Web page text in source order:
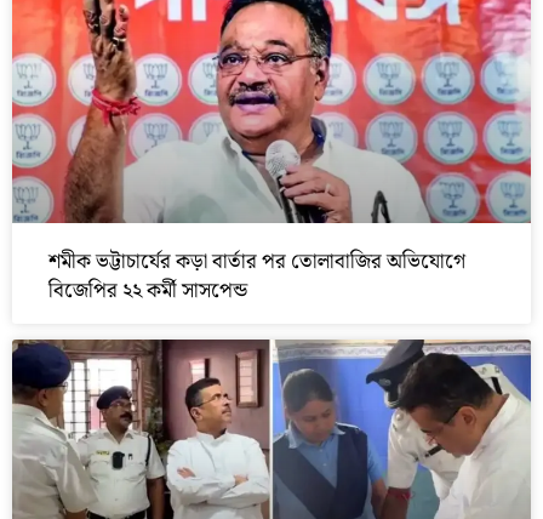
শমীক ভট্টাচার্যের কড়া বার্তার পর তোলাবাজির অভিযোগে
বিজেপির ২২ কর্মী সাসপেন্ড